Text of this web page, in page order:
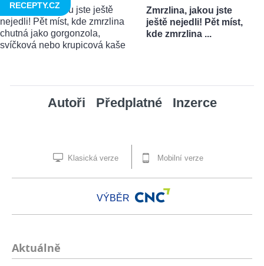
Zmrzlina, jakou jste
ještě nejedli! Pět míst,
kde zmrzlina ...
RECEPTY.CZ
Autoři Předplatné Inzerce
Klasická verze Mobilní verze
VÝBĚR
Aktuálně